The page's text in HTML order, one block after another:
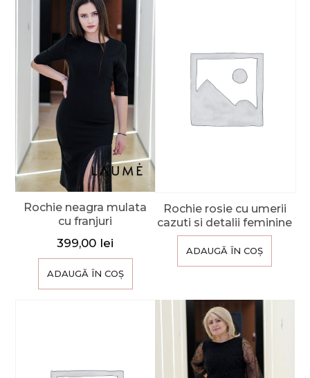
Rochie neagra mulata
cu franjuri
399,00 lei
ADAUGĂ ÎN COȘ
Rochie rosie cu umerii
cazuti si detalii feminine
ADAUGĂ ÎN COȘ